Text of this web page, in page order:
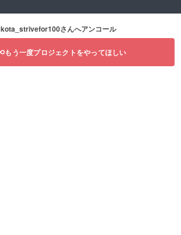
kota_strivefor100さんへアンコール
もう一度プロジェクトをやってほしい